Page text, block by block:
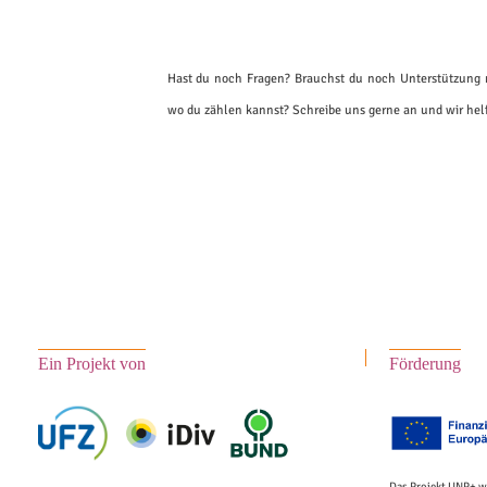
Hast du noch Fragen? Brauchst du noch
wo du zählen kannst? Schreibe uns gerne an und wir
Ein Projekt von Förderung